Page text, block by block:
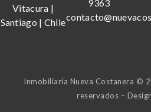
Vitacura |
Santiago | Chile
9363
Inmobiliaria Nueva Costanera ©
reservados –